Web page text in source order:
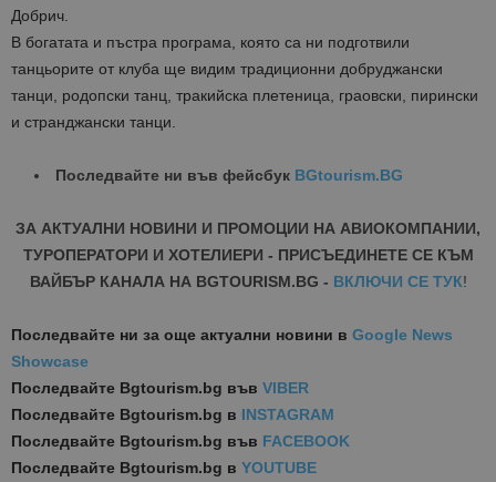
Добрич.
В богатата и пъстра програма, която са ни подготвили
танцьорите от клуба ще видим традиционни добруджански
танци, родопски танц, тракийска плетеница, граовски, пирински
и странджански танци.
Последвайте ни във фейсбук BGtourism.BG
ЗА АКТУАЛНИ НОВИНИ И ПРОМОЦИИ НА АВИОКОМПАНИИ,
ТУРОПЕРАТОРИ И ХОТЕЛИЕРИ - ПРИСЪЕДИНЕТЕ СЕ КЪМ
ВАЙБЪР КАНАЛА НА BGTOURISM.BG - ВКЛЮЧИ СЕ ТУК!
Последвайте ни за още актуални новини в Google News
Showcase
Последвайте Bgtourism.bg във VIBER
Последвайте Bgtourism.bg в INSTAGRAM
Последвайте Bgtourism.bg във FACEBOOK
Последвайте Bgtourism.bg в YOUTUBE